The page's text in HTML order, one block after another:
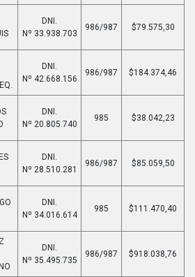
DNI.
Nº 33.938.703
986/987 $79.575,30
DNI.
Nº 42.668.156
986/987 $184.374,46
DNI.
Nº 20.805.740
985 $38.042,23
DNI.
Nº 28.510.281
986/987 $85.059,50
DNI.
Nº 34.016.614
985 $111.470,40
DNI.
Nº 35.495.735
986/987 $918.038,76